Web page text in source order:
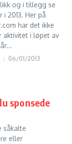
og i tillegg se
2013. Her på
har det ikke
aktivitet i løpet av
06/01/2013
sponsede
såkalte
eller